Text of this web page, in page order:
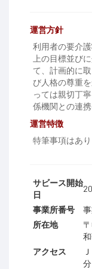
運営方針
利用者の要介
上の目標並び
て、計画的に
び人格の尊重
っては親切丁
係機関との連
運営特徴
特筆事項はあ
サビース開始
日
事業所番号
所在地
アクセス
分